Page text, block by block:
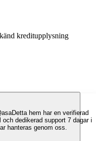
kreditupplysning
Detta hem har en verifierad
dedikerad support 7 dagar i
hanteras genom oss.